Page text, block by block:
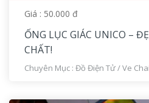
Giá : 50.000 đ
ỐNG LỤC GIÁC UNICO –
CHẤT!
Chuyên Mục : Đồ Điện Tử/Ve Chai